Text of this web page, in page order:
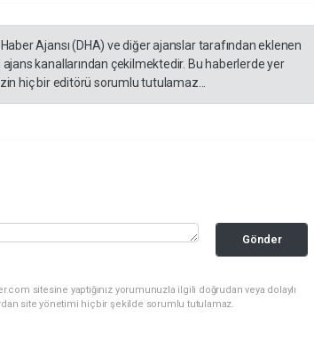
Ajansı (DHA) ve diğer ajanslar tarafından eklenen
kanallarından çekilmektedir. Bu haberlerde yer
hiç bir editörü sorumlu tutulamaz...
Gönder
sitesine yaptığınız yorumunuzla ilgili doğrudan veya dolaylı
site yönetimi hiçbir şekilde sorumlu tutulamaz.